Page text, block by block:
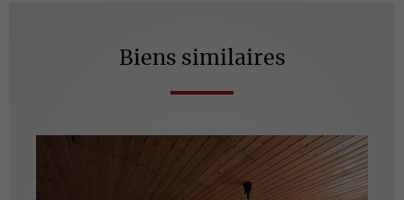
Biens similaires